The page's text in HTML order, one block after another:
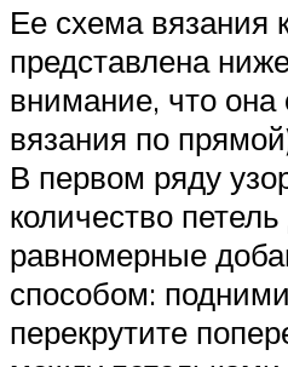
Ее схема вязания
представлена
внимание, что она
вязания по
В первом ряду
количество
равномерные
способом:
перекрутите